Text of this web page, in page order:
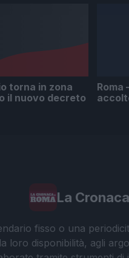
torna in zona
il nuovo decreto
Roma
La
fisso o una
disponibilità, agli